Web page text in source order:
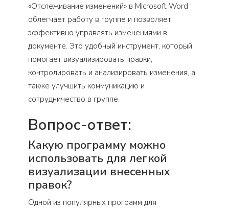
«Отслеживание изменений» в Microsoft Word
облегчает работу в группе и позволяет
эффективно управлять изменениями в
документе. Это удобный инструмент, который
помогает визуализировать правки,
контролировать и анализировать изменения, а
также улучшить коммуникацию и
сотрудничество в группе.
Вопрос-ответ:
Какую программу можно
использовать для легкой
визуализации внесенных
правок?
Одной из популярных программ для